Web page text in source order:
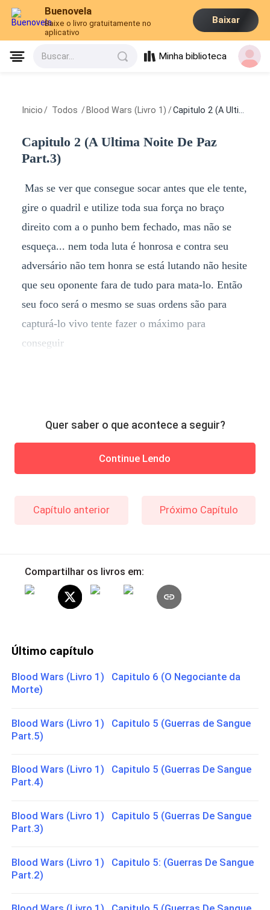
Buenovela
Baixe o livro gratuitamente no
aplicativo
Baixar
Buscar... Minha biblioteca
Inicio / Todos / Blood Wars (Livro 1) /Capitulo 2 (A Ultima Noite De Paz Part.3)
Capitulo 2 (A Ultima Noite De Paz
Part.3)
Mas se ver que consegue socar antes que ele tente,
gire o quadril e utilize toda sua força no braço
direito com a o punho bem fechado, mas não se
esqueça... nem toda luta é honrosa e contra seu
adversário não tem honra se está lutando não hesite
que seu oponente fara de tudo para mata-lo. Então
seu foco será o mesmo se suas ordens são para
capturá-lo vivo tente fazer o máximo para
conseguir
Quer saber o que acontece a seguir?
Continue Lendo
Capítulo anterior Próximo Capítulo
Compartilhar os livros em:
Último capítulo
Blood Wars (Livro 1) Capitulo 6 (O Negociante da
Morte)
Blood Wars (Livro 1) Capitulo 5 (Guerras de Sangue
Part.5)
Blood Wars (Livro 1) Capitulo 5 (Guerras De Sangue
Part.4)
Blood Wars (Livro 1) Capitulo 5 (Guerras De Sangue
Part.3)
Blood Wars (Livro 1) Capitulo 5: (Guerras De Sangue
Part.2)